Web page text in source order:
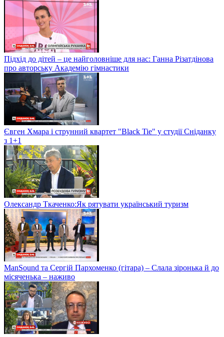
Підхід до дітей – це найголовніше для нас: Ганна Різатдінова
про авторську Академію гімнастики
Євген Хмара і струнний квартет "Black Tie" у студії Сніданку
з 1+1
Олександр Ткаченко:Як рятувати український туризм
ManSound та Сергій Пархоменко (гітара) – Слала зіронька й до
місяченька – наживо